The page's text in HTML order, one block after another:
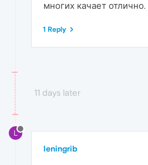
многих качает отлично.
1 Reply
11 days later
L
leningrib